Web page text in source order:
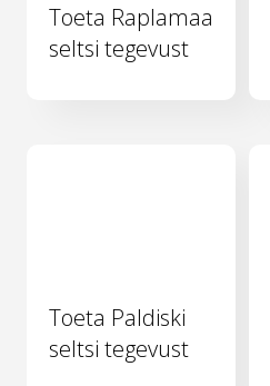
Toeta Raplamaa
seltsi tegevust
Toeta Paldiski
seltsi tegevust